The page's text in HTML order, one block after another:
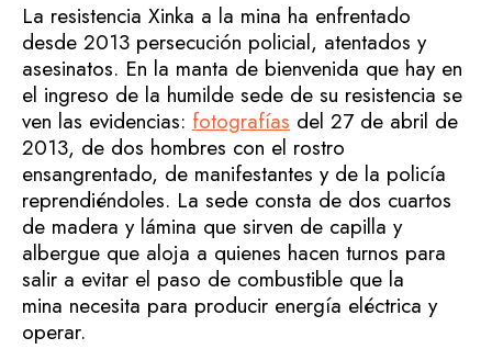
La resistencia Xinka a la mina ha enfrentado
desde 2013 persecución policial, atentados y
asesinatos. En la manta de bienvenida que hay en
el ingreso de la humilde sede de su resistencia se
ven las evidencias: fotografías del 27 de abril de
2013, de dos hombres con el rostro
ensangrentado, de manifestantes y de la policía
reprendiéndoles. La sede consta de dos cuartos
de madera y lámina que sirven de capilla y
albergue que aloja a quienes hacen turnos para
salir a evitar el paso de combustible que la
mina necesita para producir energía eléctrica y
operar.